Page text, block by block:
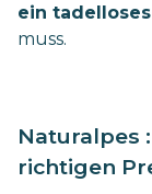
ein
muss.
Naturalpes
richtigen